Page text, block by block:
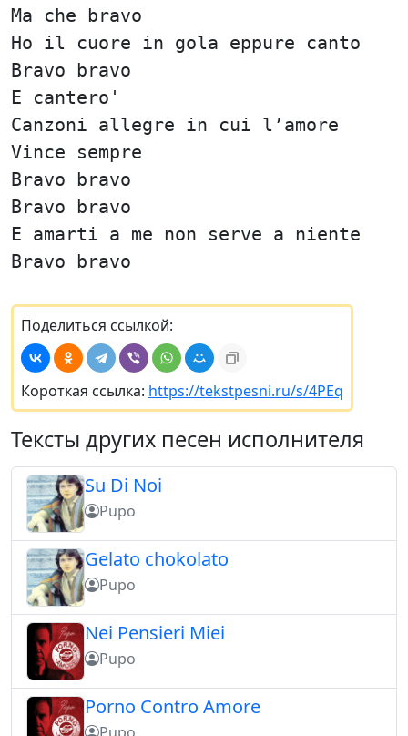
Ma che bravo
Ho il cuore in gola eppure canto
Bravo bravo
E cantero'
Canzoni allegre in cui l’amore
Vince sempre
Bravo bravo
Bravo bravo
E amarti a me non serve a niente
Bravo bravo
Поделиться ссылкой:
Короткая ссылка: https://tekstpesni.ru/s/4PEq
Тексты других песен исполнителя
Su Di Noi
Pupo
Gelato chokolato
Pupo
Nei Pensieri Miei
Pupo
Porno Contro Amore